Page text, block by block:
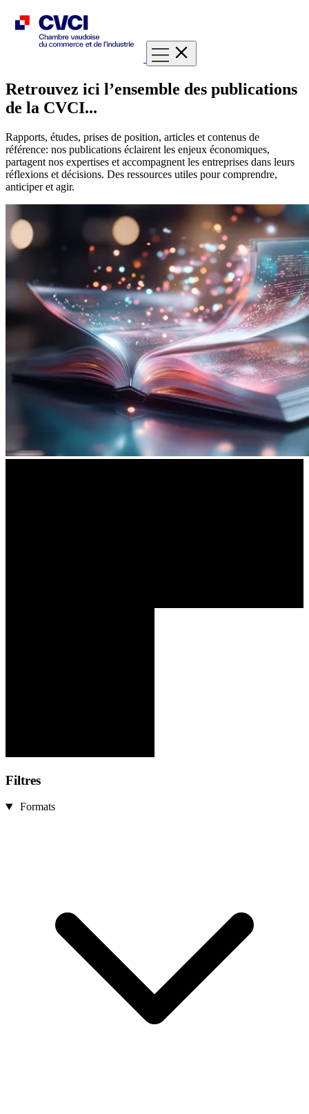
Retrouvez ici l’ensemble des publications
de la CVCI...
Rapports, études, prises de position, articles et contenus de
référence: nos publications éclairent les enjeux économiques,
partagent nos expertises et accompagnent les entreprises dans leurs
réflexions et décisions. Des ressources utiles pour comprendre,
anticiper et agir.
Filtres
Formats